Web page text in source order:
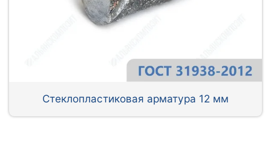
Стеклопластиковая арматура 12 мм